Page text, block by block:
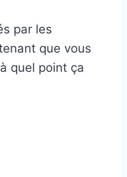
par les
que vous
quel point ça